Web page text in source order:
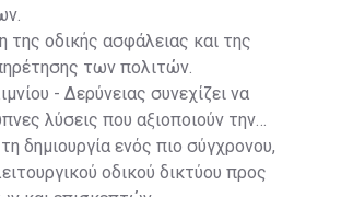
οδικής ασφάλειας και της
των πολιτών.
- Δερύνειας συνεχίζει να
λύσεις που αξιοποιούν την
δημιουργία ενός πιο σύγχρονου,
οδικού δικτύου προς